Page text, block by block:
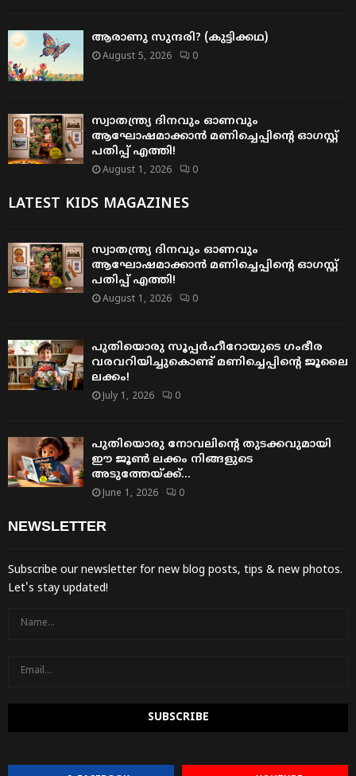
ആരാണു സുന്ദരി? (കുട്ടിക്കഥ)
August 5, 2026 0
സ്വാതന്ത്ര്യ ദിനവും ഓണവും
ആഘോഷമാക്കാൻ മണിച്ചെപ്പിന്റെ ഓഗസ്റ്റ്
പതിപ്പ് എത്തി!
August 1, 2026 0
LATEST KIDS MAGAZINES
സ്വാതന്ത്ര്യ ദിനവും ഓണവും
ആഘോഷമാക്കാൻ മണിച്ചെപ്പിന്റെ ഓഗസ്റ്റ്
പതിപ്പ് എത്തി!
August 1, 2026 0
പുതിയൊരു സൂപ്പർഹീറോയുടെ ഗംഭീര
വരവറിയിച്ചുകൊണ്ട് മണിച്ചെപ്പിന്റെ ജൂലൈ
ലക്കം!
July 1, 2026 0
പുതിയൊരു നോവലിന്റെ തുടക്കവുമായി
ഈ ജൂൺ ലക്കം നിങ്ങളുടെ
അടുത്തേയ്ക്ക്…
June 1, 2026 0
NEWSLETTER
Subscribe our newsletter for new blog posts, tips & new photos.
Let's stay updated!